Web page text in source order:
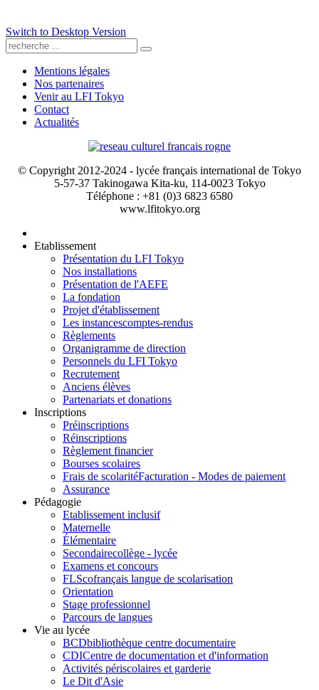
Switch to Desktop Version
Mentions légales
Nos partenaires
Venir au LFI Tokyo
Contact
Actualités
© Copyright 2012-2024 - lycée français international de Tokyo
5-57-37 Takinogawa Kita-ku, 114-0023 Tokyo
Téléphone : +81 (0)3 6823 6580
www.lfitokyo.org
Etablissement
Présentation du LFI Tokyo
Nos installations
Présentation de l'AEFE
La fondation
Projet d'établissement
Les instancescomptes-rendus
Règlements
Organigramme de direction
Personnels du LFI Tokyo
Recrutement
Anciens élèves
Partenariats et donations
Inscriptions
Préinscriptions
Réinscriptions
Règlement financier
Bourses scolaires
Frais de scolaritéFacturation - Modes de paiement
Assurance
Pédagogie
Etablissement inclusif
Maternelle
Élémentaire
Secondairecollège - lycée
Examens et concours
FLScofrançais langue de scolarisation
Orientation
Stage professionnel
Parcours de langues
Vie au lycée
BCDbibliothèque centre documentaire
CDICentre de documentation et d'information
Activités périscolaires et garderie
Le Dit d'Asie